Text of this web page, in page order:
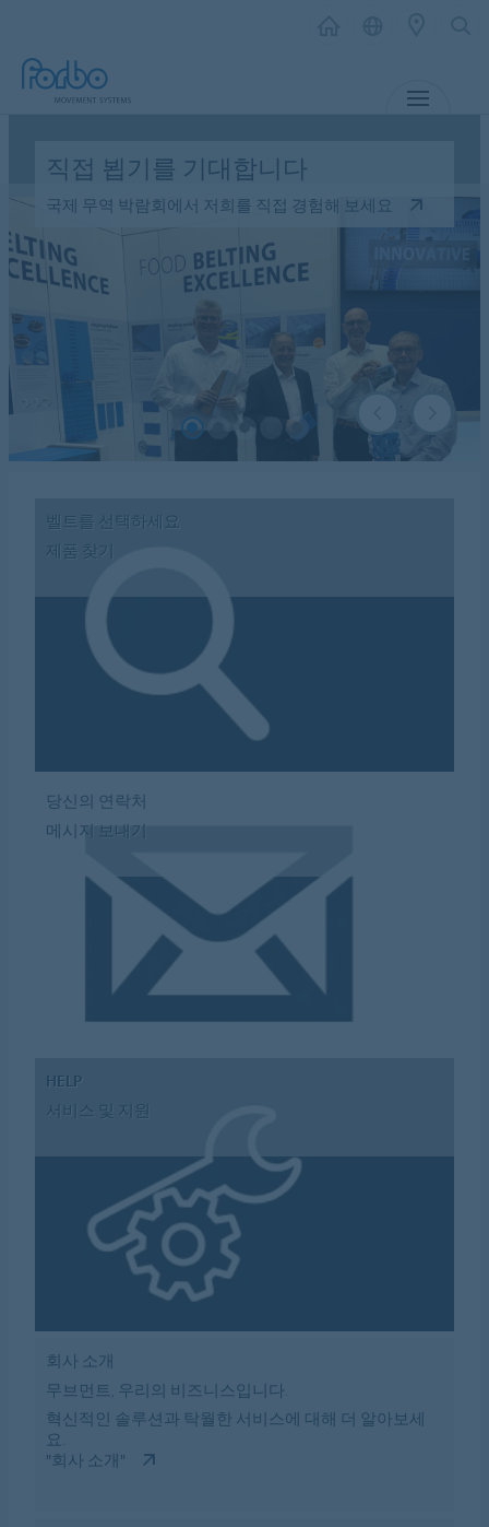
직접 뵙기 를 기대합니다
국제 무역 박람회에서 저희를 직접 경험해 보세요
벨트를 선택하세요
제품 찾기
당신의 연락처
메시지 보내기
HELP
서비스 및 지원
회사 소개
무브먼트, 우리의 비즈니스입니다.
혁신적인 솔루션과 탁월한 서비스에 대해 더 알아보세
요.
"회사 소개"